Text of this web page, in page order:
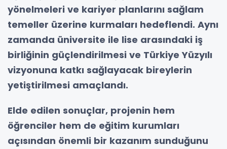
yönelmeleri ve kariyer planlarını sağlam
temeller üzerine kurmaları hedeflendi. Aynı
zamanda üniversite ile lise arasındaki iş
birliğinin güçlendirilmesi ve Türkiye Yüzyılı
vizyonuna katkı sağlayacak bireylerin
yetiştirilmesi amaçlandı.
Elde edilen sonuçlar, projenin hem
öğrenciler hem de eğitim kurumları
açısından önemli bir kazanım sunduğunu